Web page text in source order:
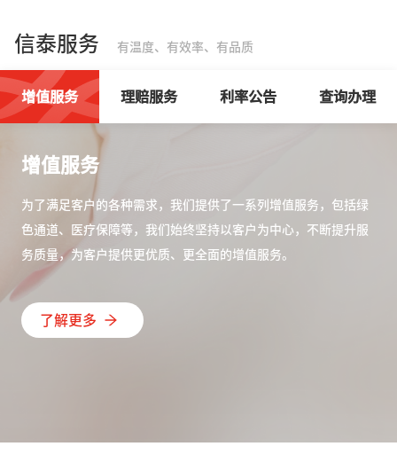
信泰服务 有温度、有效率、有品质
增值服务
为了满足客户的各种需求，我们提供了一系列增值服务，包括绿
色通道、医疗保障等，我们始终坚持以客户为中心，不断提升服
务质量，为客户提供更优质、更全面的增值服务。
了解更多
增值服务 理赔服务 利率公告 查询办理